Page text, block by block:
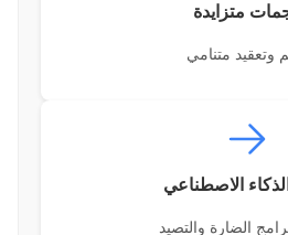
متزايدة
وتعقيد متنامي
الاصطناعي
الضارة والتصيد